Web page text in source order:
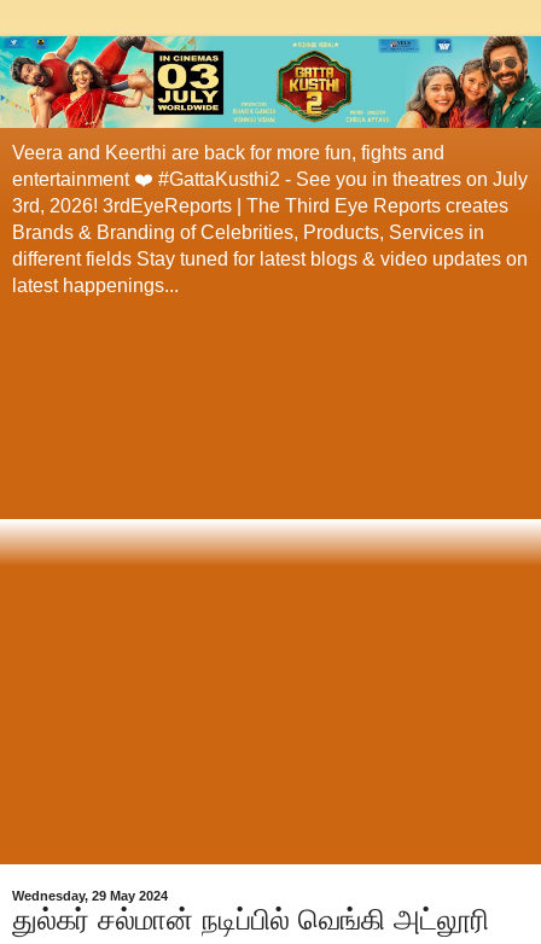
Veera and Keerthi are back for more fun, fights and
entertainment ❤️ #GattaKusthi2 - See you in theatres on July
3rd, 2026! 3rdEyeReports | The Third Eye Reports creates
Brands & Branding of Celebrities, Products, Services in
different fields Stay tuned for latest blogs & video updates on
latest happenings...
Wednesday, 29 May 2024
துல்கர் சல்மான் நடிப்பில் வெங்கி அட்லூரி